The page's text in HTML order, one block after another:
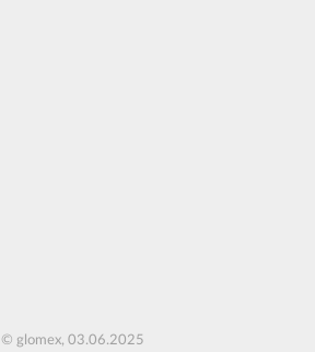
© glomex, 03.06.2025